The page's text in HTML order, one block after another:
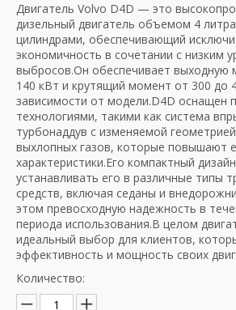
Двигатель Volvo D4D — это
дизельный двигатель объемом 4
цилиндрами, обеспечивающий
экономичность в сочетании с низким
выбросов.Он обеспечивает выходную
140 кВт и крутящий момент от 300 до
зависимости от модели.D4D оснащен
технологиями, такими как система
турбонаддув с изменяемой
выхлопных газов, которые повышают
характеристики.Его компактный
устанавливать его в различные типы
средств, включая седаны и
этом превосходную надежность в
периода использования.В целом
идеальный выбор для клиентов,
эффективность и мощность своих
Количество: